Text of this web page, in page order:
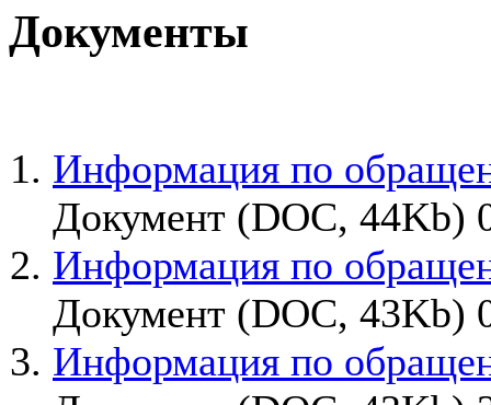
Документы
Информация по
Документ (DOC, 44Kb)
Информация по
Документ (DOC, 43Kb)
Информация по